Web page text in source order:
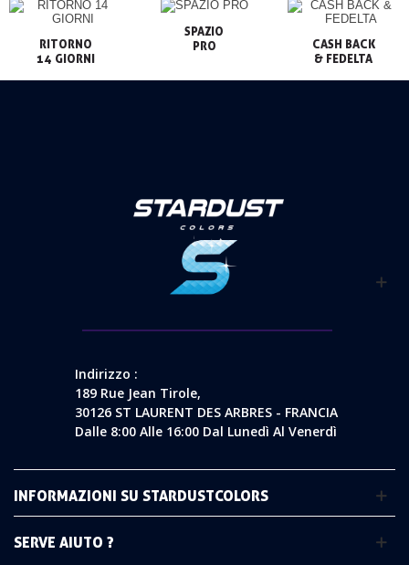
RITORNO
14 GIORNI
SPAZIO
PRO
CASH BACK
& FEDELTA
Indirizzo :
189 Rue Jean Tirole,
30126 ST LAURENT DES ARBRES - FRANCIA
Dalle 8:00 Alle 16:00 Dal Lunedì Al Venerdì
INFORMAZIONI SU STARDUSTCOLORS
SERVE AIUTO ?